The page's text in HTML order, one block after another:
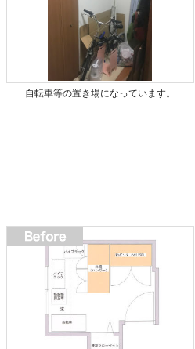
自転車等の置き場になっています。